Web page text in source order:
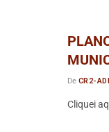
De CR2-
Cliquei